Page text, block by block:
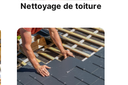
Nettoyage de toiture